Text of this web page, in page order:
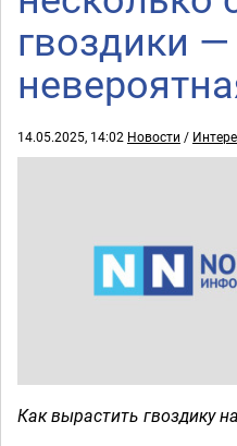
гвоздики
14.05.2025, 14:02 Новости /
Как вырастить гвоздику